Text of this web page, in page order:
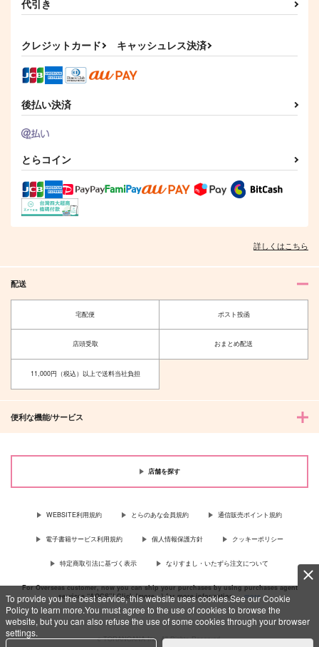
To provide you the best service, this website uses cookies.See our Cookie
Policy to learn more.You must agree to the use of cookies to browse the
website, but you can also refuse the use of some cookies through your browser
settings.
きこりの森
1,001円
波羅夷空却
サンプル
作品詳細
シーソーゲーム
1,147円
白膠木簓×波羅夷空却
787
1,132円（税込）
波羅夷空却×山田一郎
作品詳細
ain.
865
作品詳細
A_way
はぴぴ教
ヒプノシスマイク
山田一郎×波羅夷空却
はぴぴ教
ヒプノシスマイク
え!!!!!!!!!!!!!!!!!!
いちずきん と くこお
おかみ【オマケなし】
220 （税込）
ヒプノシスマイク
山田一郎×波羅夷空却
サンプル
代引き
クレジットカード キャッシュレス決済
後払い決済
とらコイン
詳しくはこちら
配送
宅配便 ポスト投函
店頭受取 おまとめ配送
11,000円（税込）以上で送料当社負担
便利な機能/サービス
店舗を探す
WEBSITE利用規約 とらのあな会員規約 通信販売ポイント規約
電子書籍サービス利用規約 個人情報保護方針 クッキーポリシー
特定商取引法に基づく表示 なりすまし・いたずら注文について
For Overseas customer, now you can ship your purchases by using purchases agent
services “AOCS”! Click {more…} for more information …more
c TORANOANA Inc, All Rights Reserved.